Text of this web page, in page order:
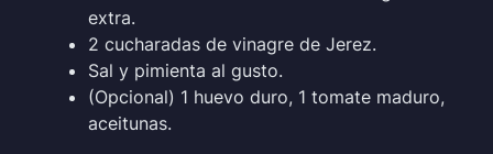
extra.
2 cucharadas de vinagre de Jerez.
Sal y pimienta al gusto.
(Opcional) 1 huevo duro, 1 tomate maduro,
aceitunas.